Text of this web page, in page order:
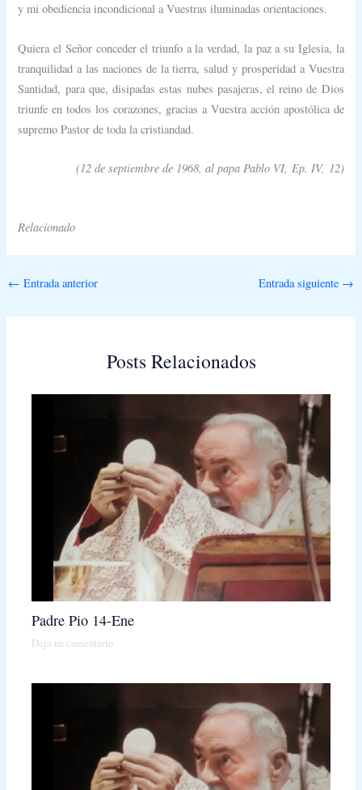
y mi obediencia incondicional a Vuestras iluminadas orientaciones.
Quiera el Señor conceder el triunfo a la verdad, la paz a su Iglesia, la
tranquilidad a las naciones de la tierra, salud y prosperidad a Vuestra
Santidad, para que, disipadas estas nubes pasajeras, el reino de Dios
triunfe en todos los corazones, gracias a Vuestra acción apostólica de
supremo Pastor de toda la cristiandad.
(12 de septiembre de 1968, al papa Pablo VI, Ep. IV, 12)
Relacionado
← Entrada anterior Entrada siguiente →
Posts Relacionados
Padre Pio 14-Ene
Deja un comentario